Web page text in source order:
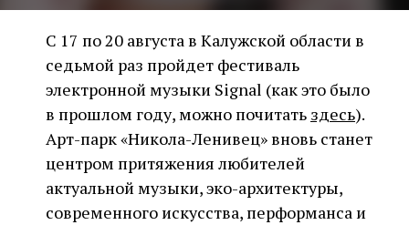
С 17 по 20 августа в Калужской области в
седьмой раз пройдет фестиваль
электронной музыки Signal (как это было
в прошлом году, можно почитать здесь).
Арт-парк «Никола-Ленивец» вновь станет
центром притяжения любителей
актуальной музыки, эко-архитектуры,
современного искусства, перформанса и